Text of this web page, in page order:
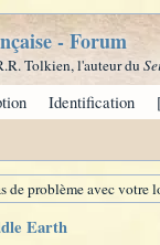
- Forum
Tolkien, l'auteur du
Identification
problème avec
Earth